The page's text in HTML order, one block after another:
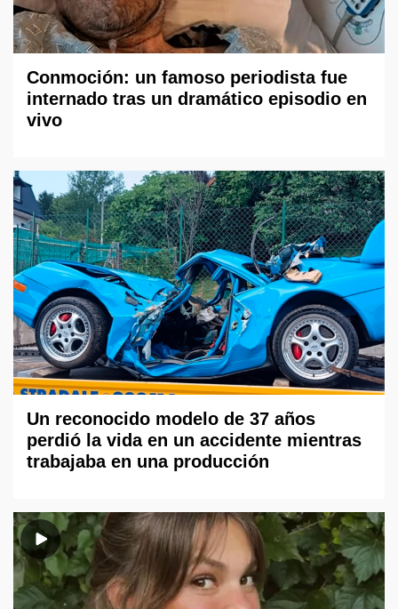
Conmoción: un famoso periodista fue
internado tras un dramático episodio en
vivo
Un reconocido modelo de 37 años
perdió la vida en un accidente mientras
trabajaba en una producción